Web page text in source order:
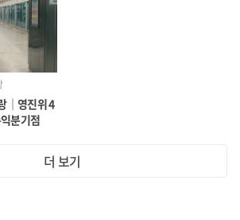
｜영진위 4
분기점
더 보기